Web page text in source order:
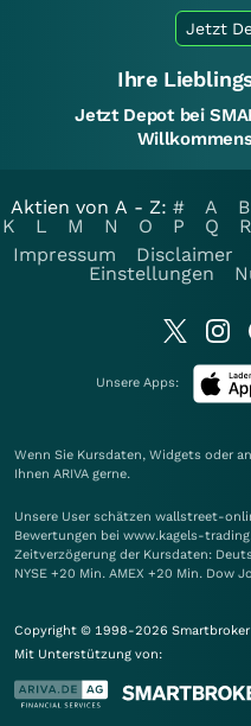
Jetzt
Ihre
Jetzt Depot bei
Aktien von A - Z: # A B
K
L M N O P Q R
Impressum
Disclaimer
Einstellungen
Unsere Apps:
Wenn Sie Kursdaten, Widgets oder
Ihnen ARIVA gerne.
Unsere User schätzen wallstreet-
Bewertungen bei www.kagels-
Zeitverzögerung der Kursdaten:
NYSE +20 Min. AMEX +20 Min. Dow
Copyright © 1998-2026
Mit Unterstützung von: